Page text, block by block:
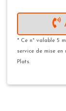
* Ce n° valable 5
service de mise en
Plats.